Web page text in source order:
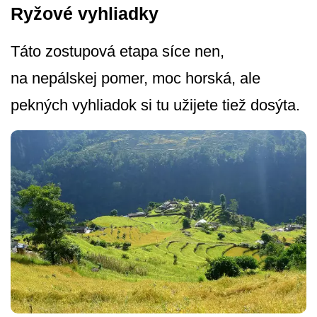
Ryžové vyhliadky
Táto zostupová etapa síce nen,
na nepálskej pomer, moc horská, ale
pekných vyhliadok si tu užijete tiež dosýta.